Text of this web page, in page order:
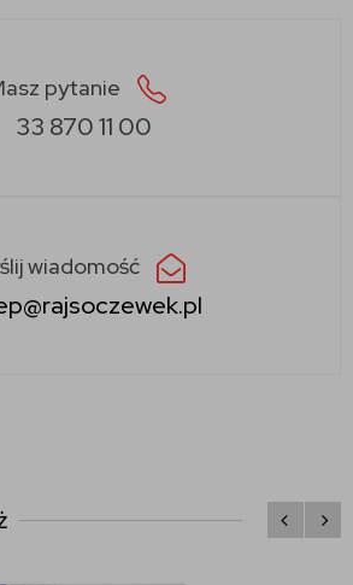
pytanie
33 870 11 00
wiadomość